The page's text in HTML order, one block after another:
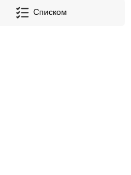
Списком